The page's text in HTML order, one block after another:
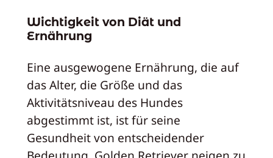
Wichtigkeit von Diät und
Ernährung
Eine ausgewogene Ernährung, die auf
das Alter, die Größe und das
Aktivitätsniveau des Hundes
abgestimmt ist, ist für seine
Gesundheit von entscheidender